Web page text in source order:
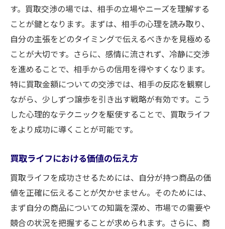
す。買取交渉の場では、相手の立場やニーズを理解する
ことが鍵となります。まずは、相手の心理を読み取り、
自分の主張をどのタイミングで伝えるべきかを見極める
ことが大切です。さらに、感情に流されず、冷静に交渉
を進めることで、相手からの信用を得やすくなります。
特に買取金額についての交渉では、相手の反応を観察し
ながら、少しずつ譲歩を引き出す戦略が有効です。こう
した心理的なテクニックを駆使することで、買取ライフ
をより成功に導くことが可能です。
買取ライフにおける価値の伝え方
買取ライフを成功させるためには、自分が持つ商品の価
値を正確に伝えることが欠かせません。そのためには、
まず自分の商品についての知識を深め、市場での需要や
競合の状況を把握することが求められます。さらに、商